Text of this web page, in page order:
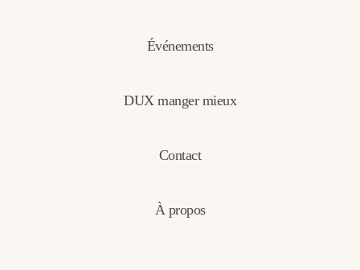
Événements
DUX manger mieux
Contact
À propos